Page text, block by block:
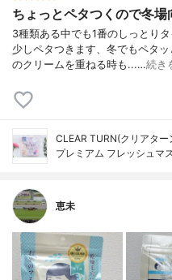
ちょっとペタつくので冬場
3種類ある中でも1番のしっとり
少しペタつきます、冬でもペタ
のクリームを重ねる時も...…続き
CLEAR TURN(クリアター
プレミアム フレッシュマ
恵未